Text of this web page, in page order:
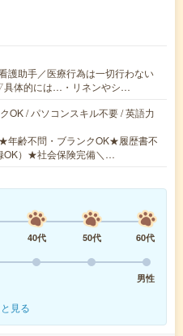
護助手／医療行為は一切行わない
具体的には…・リネンやシ…
OK / パソコンスキル不要 / 英語力
年齢不問・ブランクOK★履歴書不
OK）★社会保険完備＼…
40代 50代
60代
男性
見る